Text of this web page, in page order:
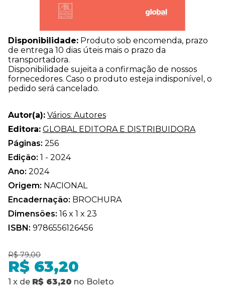
Disponibilidade: Produto sob encomenda, prazo
de entrega 10 dias úteis mais o prazo da
transportadora.
Disponibilidade sujeita a confirmação de nossos
fornecedores. Caso o produto esteja indisponível, o
pedido será cancelado.
Autor(a): Vários: Autores
Editora: GLOBAL EDITORA E DISTRIBUIDORA
Páginas: 256
Edição: 1 - 2024
Ano: 2024
Origem: NACIONAL
Encadernação: BROCHURA
Dimensões: 16 x 1 x 23
ISBN: 9786556126456
R$ 79,00
R$ 63,20
1 x de R$ 63,20 no Boleto